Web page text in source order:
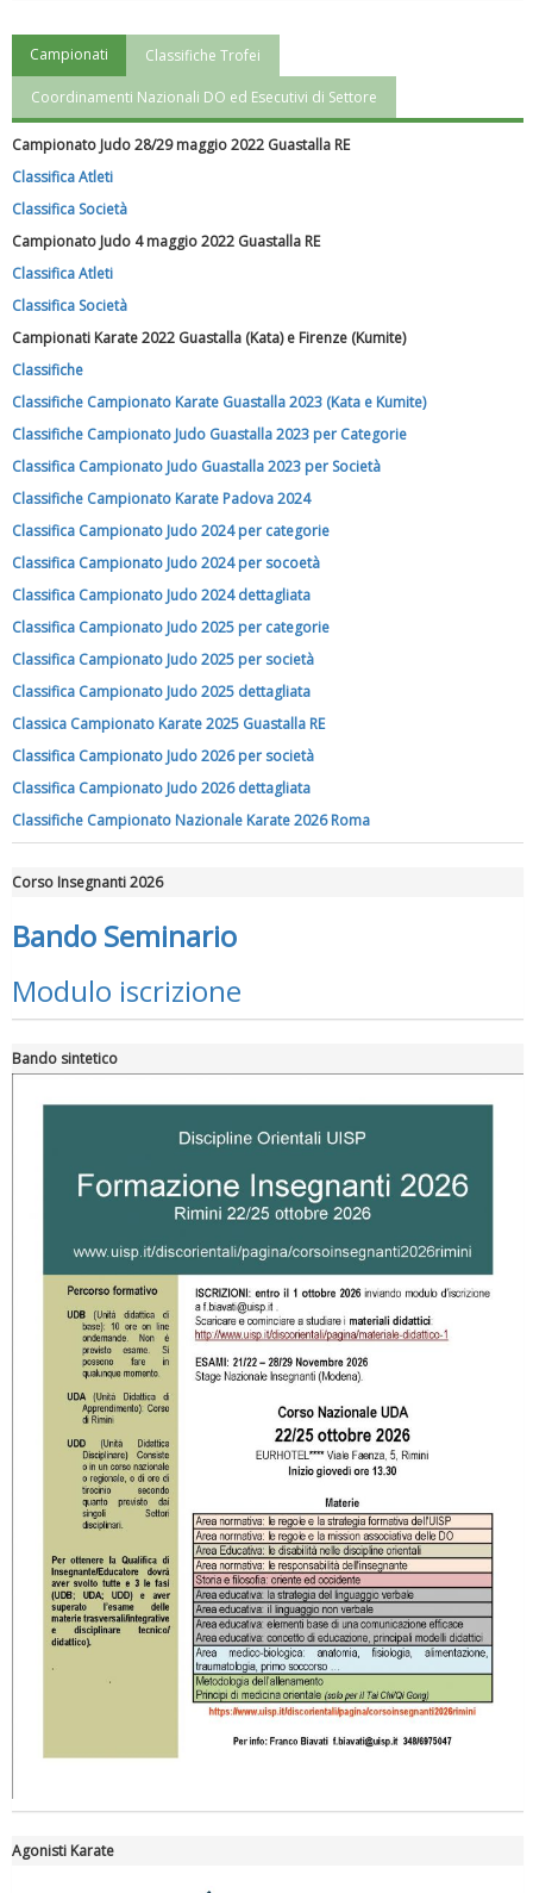
"Superare gli ostacoli": la relazione di Tiziano Pesce al CN Uisp
rivoluzioni"
Tiziano Pesce a Radio InBlu2000 traccia il bilancio della stagione
Ddl Lobby, Uisp: “Il Parlamento valorizzi le nostre specificità"
La formazione Uisp rallenta ma prosegue anche in estate
Tiziano Pesce nel Cda di Fondazione Terzjus: prima riunione a
Campionati Classifiche Trofei
Coordinamenti Nazionali DO ed Esecutivi di Settore
Campionato Judo 28/29 maggio 2022 Guastalla RE
Classifica Atleti
Classifica Società
Campionato Judo 4 maggio 2022 Guastalla RE
Classifica Atleti
Classifica Società
Campionati Karate 2022 Guastalla (Kata) e Firenze (Kumite)
Classifiche
Classifiche Campionato Karate Guastalla 2023 (Kata e Kumite)
Classifiche Campionato Judo Guastalla 2023 per Categorie
Classifica Campionato Judo Guastalla 2023 per Società
Classifiche Campionato Karate Padova 2024
Classifica Campionato Judo 2024 per categorie
Classifica Campionato Judo 2024 per socoetà
Classifica Campionato Judo 2024 dettagliata
Classifica Campionato Judo 2025 per categorie
Classifica Campionato Judo 2025 per società
Classifica Campionato Judo 2025 dettagliata
Classica Campionato Karate 2025 Guastalla RE
Classifica Campionato Judo 2026 per società
Classifica Campionato Judo 2026 dettagliata
Classifiche Campionato Nazionale Karate 2026 Roma
Corso Insegnanti 2026
Bando Seminario
Modulo iscrizione
Bando sintetico
Agonisti Karate